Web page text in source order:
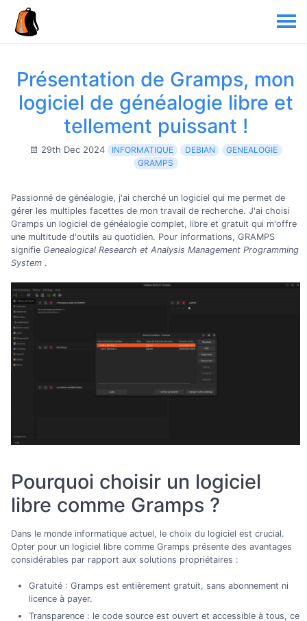
Présentation de Gramps, mon
logiciel de généalogie libre et
tellement puissant !
29th Dec 2024 INFORMATIQUE DEBIAN
GENEALOGIE
GRAMPS
Passionné de généalogie, j'ai cherché un logiciel qui me permet de
gérer les multiples facettes de mon travail de recherche. J'ai choisi
Gramps un logiciel de généalogie complet, libre et gratuit qui m'offre
une multitude d'outils au quotidien. Pour informations, GRAMPS
signifie Genealogical Research et Analysis Management Programming
System .
Pourquoi choisir un logiciel
libre comme Gramps ?
Dans le monde informatique actuel, le choix du logiciel est crucial.
Opter pour un logiciel libre comme Gramps présente des avantages
considérables par rapport aux solutions propriétaires :
Gratuité : Gramps est entièrement gratuit, sans abonnement ni
licence à payer.
Transparence : le code source est ouvert et accessible à tous, ce